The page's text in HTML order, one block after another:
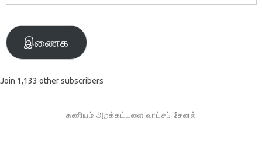
முகவரி
இணைக
Join 1,133 other subscribers
கணியம் அறக்கட்டளை வாட்சப் சேனல்